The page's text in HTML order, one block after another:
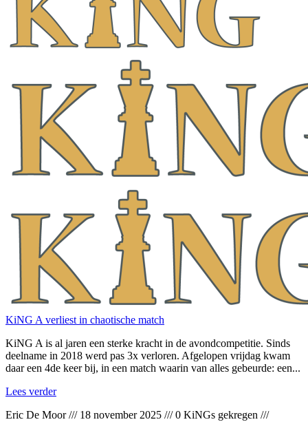
KiNG A verliest in chaotische match
KiNG A is al jaren een sterke kracht in de avondcompetitie. Sinds
deelname in 2018 werd pas 3x verloren. Afgelopen vrijdag kwam
daar een 4de keer bij, in een match waarin van alles gebeurde: een...
Lees verder
Eric De Moor/// 18 november 2025 ///0 KiNGs gekregen ///